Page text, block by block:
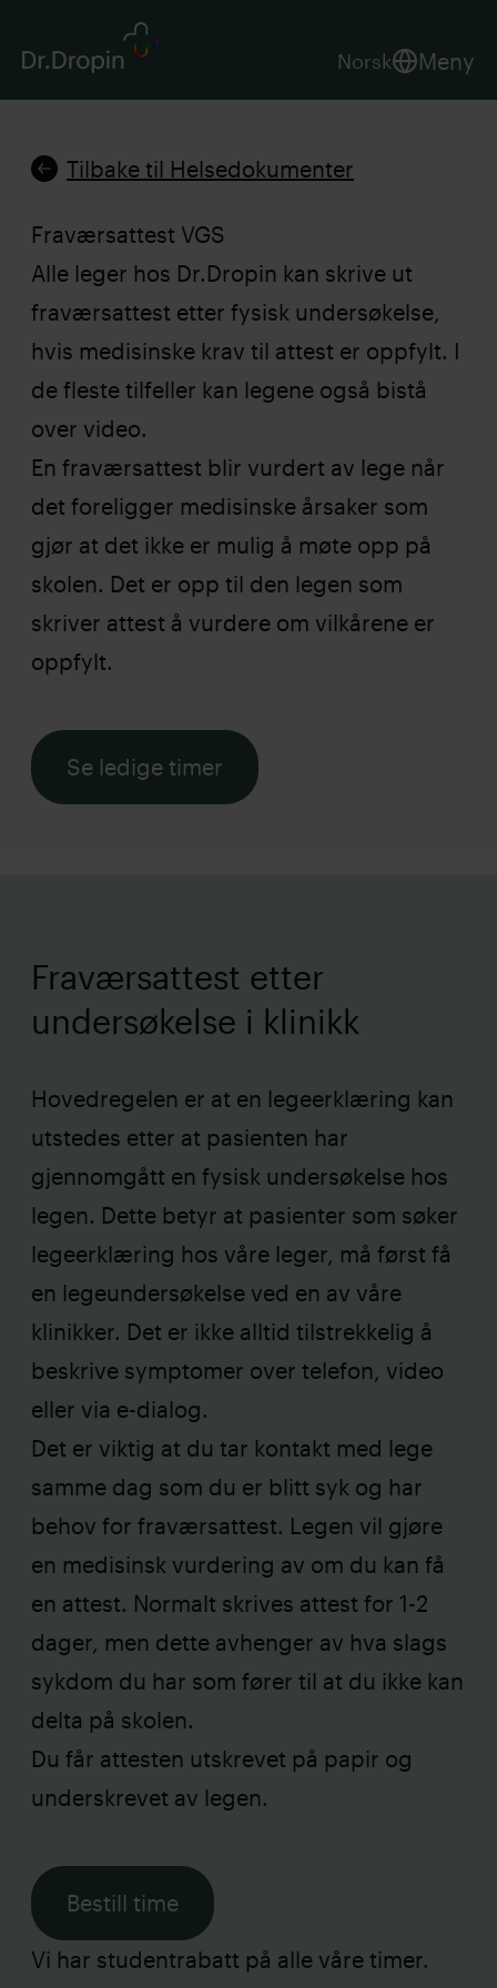
Norsk Meny
Tilbake til Helsedokumenter
Fraværsattest VGS
Alle leger hos Dr.Dropin kan skrive ut
fraværsattest etter fysisk undersøkelse,
hvis medisinske krav til attest er oppfylt. I
de fleste tilfeller kan legene også bistå
over video.
En fraværsattest blir vurdert av lege når
det foreligger medisinske årsaker som
gjør at det ikke er mulig å møte opp på
skolen. Det er opp til den legen som
skriver attest å vurdere om vilkårene er
oppfylt.
Se ledige timer
Fraværsattest etter
undersøkelse i klinikk
Hovedregelen er at en legeerklæring kan
utstedes etter at pasienten har
gjennomgått en fysisk undersøkelse hos
legen. Dette betyr at pasienter som søker
legeerklæring hos våre leger, må først få
en legeundersøkelse ved en av våre
klinikker. Det er ikke alltid tilstrekkelig å
beskrive symptomer over telefon, video
eller via e-dialog.
Det er viktig at du tar kontakt med lege
samme dag som du er blitt syk og har
behov for fraværsattest. Legen vil gjøre
en medisinsk vurdering av om du kan få
en attest. Normalt skrives attest for 1-2
dager, men dette avhenger av hva slags
sykdom du har som fører til at du ikke kan
delta på skolen.
Du får attesten utskrevet på papir og
underskrevet av legen.
Bestill time
Vi har studentrabatt på alle våre timer.